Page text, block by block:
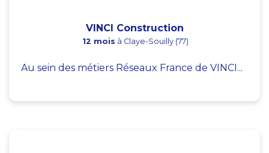
VINCI Construction
12 mois à Claye-Souilly (77)
Au sein des métiers Réseaux France de VINCI...